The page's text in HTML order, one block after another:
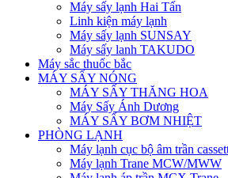
Máy sấy lạnh Hai Tấn
Linh kiện máy lạnh
Máy sấy lạnh SUNSAY
Máy sấy lanh TAKUDO
Máy sắc thuốc bắc
MÁY SẤY NÓNG
MÁY SẤY THĂNG HOA
Máy Sấy Ánh Dương
MÁY SẤY BƠM NHIỆT
PHÒNG LẠNH
Máy lạnh cục bộ âm trần
Máy lạnh Trane MCW/MWW